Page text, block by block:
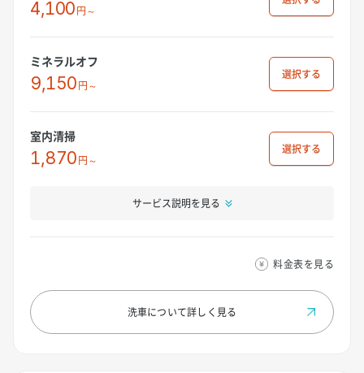
4,100円～
ミネラルオフ
9,150円～
選択
室内清掃
1,870円～
選択
サービス説明を見る
料金表を見る
洗車について詳しく見る